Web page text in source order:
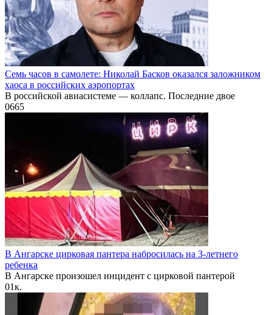
Семь часов в самолете: Николай Басков оказался заложником
хаоса в российских аэропортах
В российской авиасистеме — коллапс. Последние двое
0665
В Ангарске цирковая пантера набросилась на 3-летнего
ребенка
В Ангарске произошел инцидент с цирковой пантерой
01к.